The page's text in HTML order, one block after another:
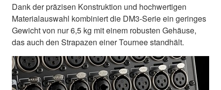
Dank der präzisen Konstruktion und hochwertigen
Materialauswahl kombiniert die DM3-Serie ein geringes
Gewicht von nur 6,5 kg mit einem robusten Gehäuse,
das auch den Strapazen einer Tournee standhält.